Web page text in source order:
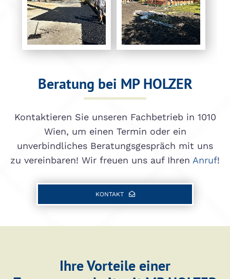
Beratung bei MP HOLZER
Kontaktieren Sie unseren Fachbetrieb in 1010
Wien, um einen Termin oder ein
unverbindliches Beratungsgespräch mit uns
zu vereinbaren! Wir freuen uns auf Ihren Anruf!
KONTAKT
Ihre Vorteile einer